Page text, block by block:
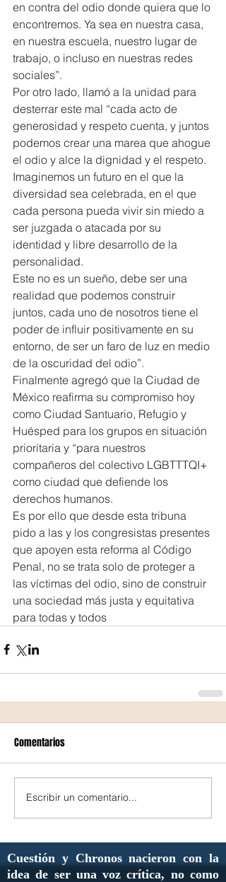
en contra del odio donde quiera que lo
encontremos. Ya sea en nuestra casa,
en nuestra escuela, nuestro lugar de
trabajo, o incluso en nuestras redes
sociales”.
Por otro lado, llamó a la unidad para
desterrar este mal “cada acto de
generosidad y respeto cuenta, y juntos
podemos crear una marea que ahogue
el odio y alce la dignidad y el respeto.
Imaginemos un futuro en el que la
diversidad sea celebrada, en el que
cada persona pueda vivir sin miedo a
ser juzgada o atacada por su
identidad y libre desarrollo de la
personalidad.
Este no es un sueño, debe ser una
realidad que podemos construir
juntos, cada uno de nosotros tiene el
poder de influir positivamente en su
entorno, de ser un faro de luz en medio
de la oscuridad del odio”.
Finalmente agregó que la Ciudad de
México reafirma su compromiso hoy
como Ciudad Santuario, Refugio y
Huésped para los grupos en situación
prioritaria y “para nuestros
compañeros del colectivo LGBTTTQI+
como ciudad que defiende los
derechos humanos.
Es por ello que desde esta tribuna
pido a las y los congresistas presentes
que apoyen esta reforma al Código
Penal, no se trata solo de proteger a
las víctimas del odio, sino de construir
una sociedad más justa y equitativa
para todas y todos
Comentarios
Escribir un comentario...
Cuestión y Chronos nacieron con la
idea de ser una voz crítica, no como